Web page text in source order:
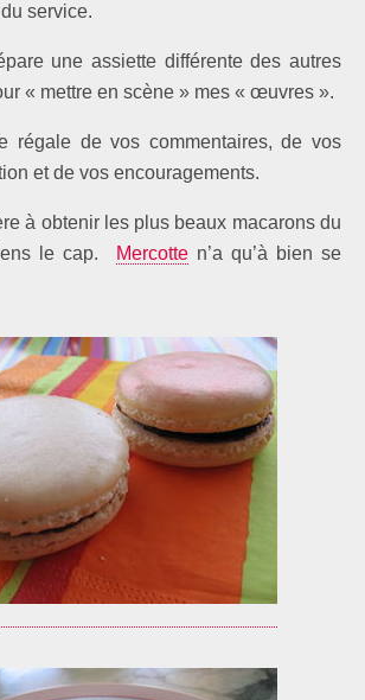
service.
une assiette différente des autres
« mettre en scène » mes « œuvres ».
régale de vos commentaires, de vos
et de vos encouragements.
à obtenir les plus beaux macarons du
le cap.
Mercotten’a qu’à bien se